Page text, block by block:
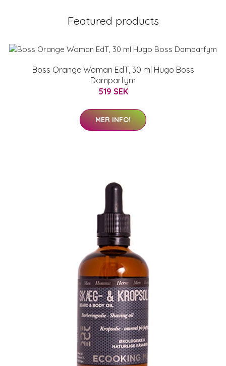
Featured products
Boss Orange Woman EdT, 30 ml Hugo Boss
Damparfym
519 SEK
MER INFO!